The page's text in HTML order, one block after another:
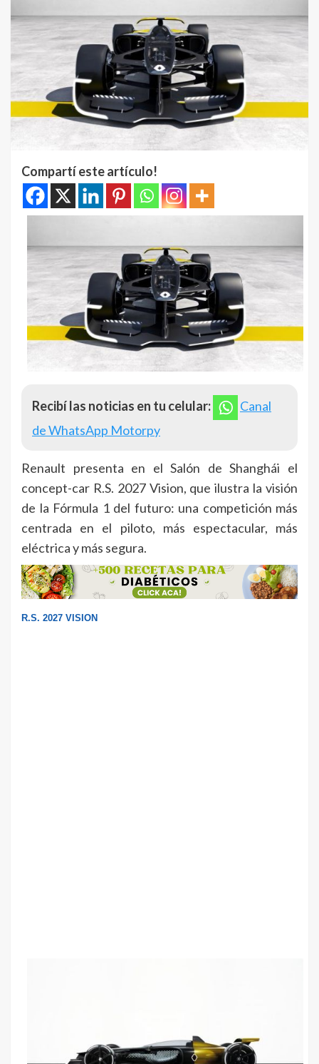
Compartí este artículo!
Recibí las noticias en tu celular:
Canal
de WhatsApp Motorpy
Renault presenta en el Salón de Shanghái el
concept-car R.S. 2027 Vision, que ilustra la visión
de la Fórmula 1 del futuro: una competición más
centrada en el piloto, más espectacular, más
eléctrica y más segura.
R.S. 2027 VISION